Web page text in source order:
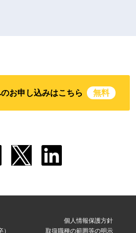
お申し込みはこちら 無料
個人情報保護方針
取扱職種の範囲等の明示